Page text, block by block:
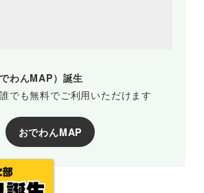
わんMAP）誕生
でも無料でご利用いただけます
おでわんMAP